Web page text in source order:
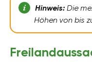
Hinweis: Die
Höhen von bis